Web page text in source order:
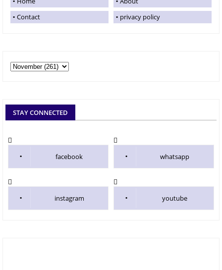
Contact
privacy policy
STAY CONNECTED
facebook whatsapp
instagram youtube